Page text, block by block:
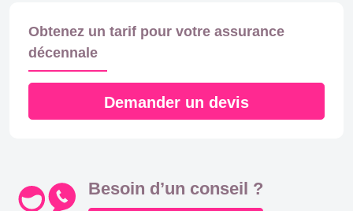
Obtenez un tarif pour votre assurance
décennale
Demander un devis
Besoin d’un conseil ?